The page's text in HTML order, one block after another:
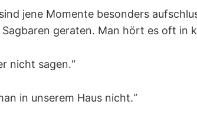
jene Momente besonders
Sagbaren geraten. Man hört es oft in
nicht sagen.“
in unserem Haus nicht.“